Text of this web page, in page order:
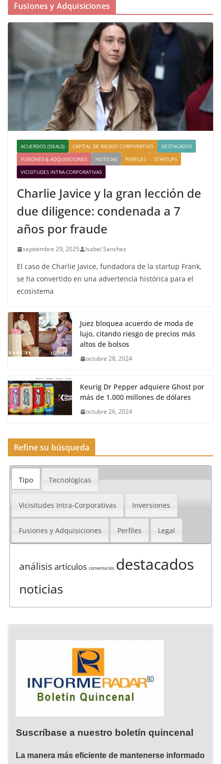
Fusiones y Adquisiciones
ACUERDOS (DEALS) CAPITAL DE RIESGO CORPORATIVO
DESTACADOS
FUSIONES & ADQUISICIONES
NOTICIAS PERFILES
STARTUPS
VICISITUDES INTRA-CORPORATIVAS
Charlie Javice y la gran lección de
due diligence: condenada a 7
años por fraude
septiembre 29, 2025 Isabel Sanchez
El caso de Charlie Javice, fundadora de la startup Frank,
se ha convertido en una advertencia histórica para el
ecosistema
Juez bloquea acuerdo de moda de
lujo, citando riesgo de precios más
altos de bolsos
octubre 28, 2024
Keurig Dr Pepper adquiere Ghost por
más de 1.000 millones de dólares
octubre 26, 2024
Refine su búsqueda
Tipo Tecnológicas
Vicisitudes Intra-Corporativas Inversiones
Fusiones y Adquisiciones Perfiles Legal
análisisartículos comentarios destacados
noticias
Suscríbase a nuestro boletín quincenal
La manera más eficiente de mantenerse informado